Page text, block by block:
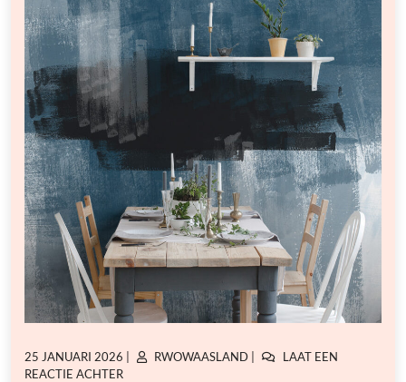
GEPLAATST
OP
25 JANUARI 2026
GEPLAATST
RWOWAASLAND
LAAT EEN
REACTIE ACHTEROP